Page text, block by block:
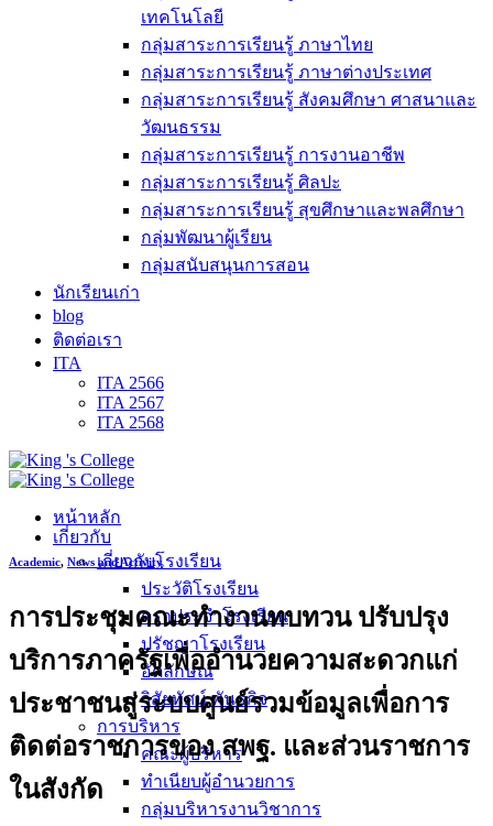
เทคโนโลยี
กลุ่มสาระการเรียนรู้ ภาษาไทย
กลุ่มสาระการเรียนรู้ ภาษาต่างประเทศ
กลุ่มสาระการเรียนรู้ สังคมศึกษา ศาสนาและ
วัฒนธรรม
กลุ่มสาระการเรียนรู้ การงานอาชีพ
กลุ่มสาระการเรียนรู้ ศิลปะ
กลุ่มสาระการเรียนรู้ สุขศึกษาและพลศึกษา
กลุ่มพัฒนาผู้เรียน
กลุ่มสนับสนุนการสอน
นักเรียนเก่า
blog
ติดต่อเรา
ITA
ITA 2566
ITA 2567
ITA 2568
หน้าหลัก
เกี่ยวกับ
เกี่ยวกับโรงเรียน
ประวัติโรงเรียน
ตราประจำโรงเรียน
ปรัชญาโรงเรียน
อัตลักษณ์
วิสัยทัศน์ พันธกิจ
การบริหาร
คณะผู้บริหาร
ทำเนียบผู้อำนวยการ
กลุ่มบริหารงานวิชาการ
Academic, News and Activity
การประชุมคณะทำงานทบทวน ปรับปรุง
บริการภาครัฐเพื่ออำนวยความสะดวกแก่
ประชาชนสู่ระบบศูนย์รวมข้อมูลเพื่อการ
ติดต่อราชการของ สพฐ. และส่วนราชการ
ในสังกัด